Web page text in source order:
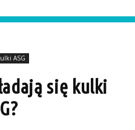
ASG
się kulki